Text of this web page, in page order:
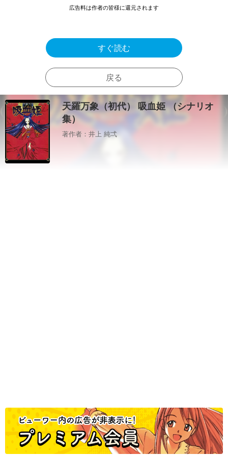
広告料は作者の皆様に還元されます
すぐ読む
戻る
天羅万象（初代） 吸血姫 （シナリオ
集）
著作者：井上 純弌